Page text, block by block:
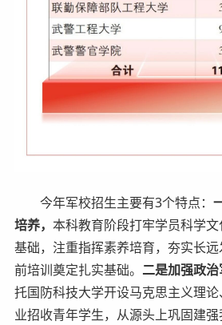
今年军校招生主要有3个特点：
培养， 本科教育阶段打牢学员科学
基础，注重指挥素养培育，夯实长
前培训奠定扎实基础。 二是加强政治
托国防科技大学开设马克思主义理
业招收青年学生，从源头上巩固建强